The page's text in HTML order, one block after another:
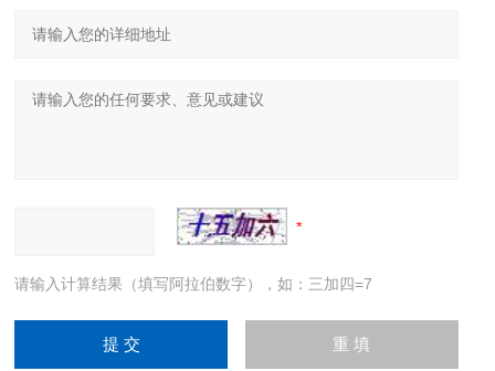
请输入计算结果（填写阿拉伯数字），如：三加四=7